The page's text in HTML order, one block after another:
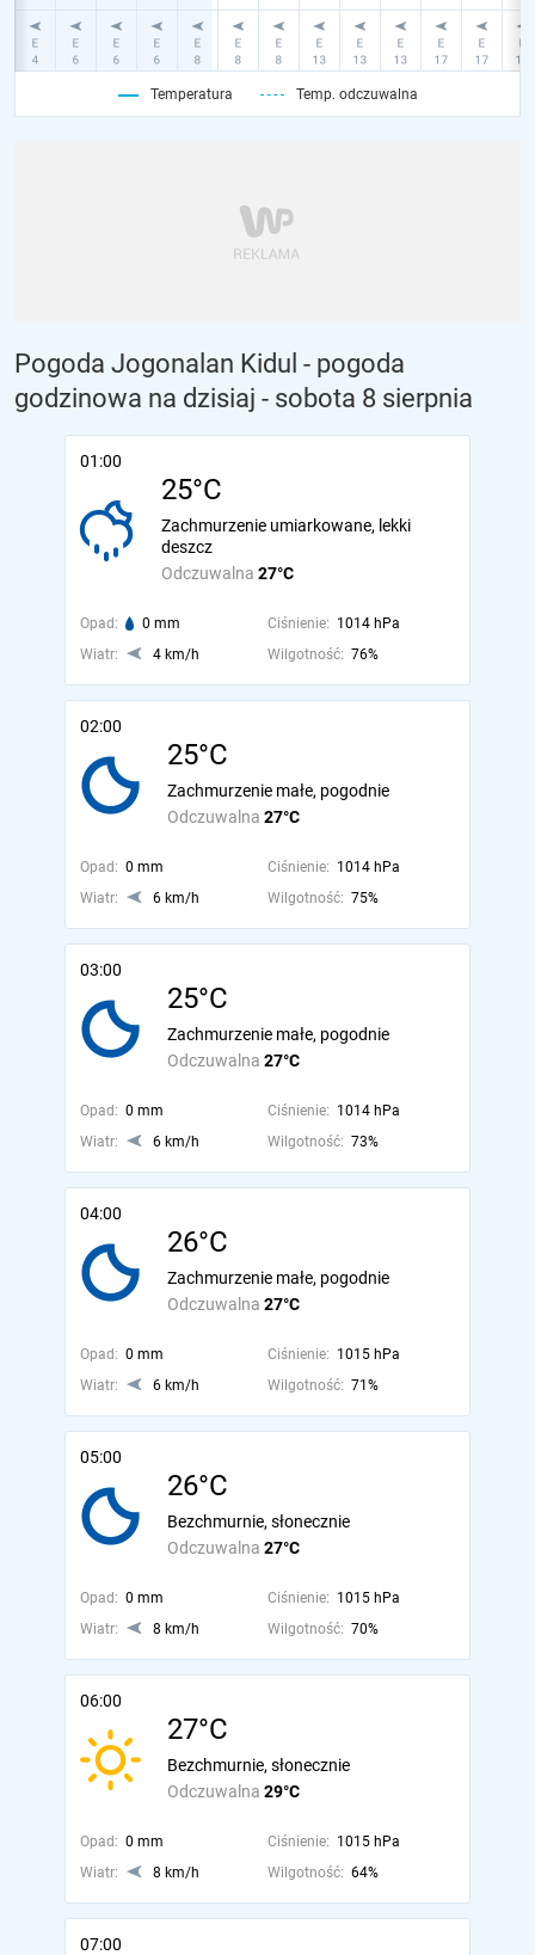
Temperatura Temp. odczuwalna
Pogoda Jogonalan Kidul - pogoda
godzinowa na dzisiaj - sobota 8 sierpnia
01:00
25°C
Odczuwalna 27°C
Zachmurzenie umiarkowane, lekki
deszcz
Opad: 0 mm Ciśnienie: 1014 hPa
Wiatr:
4 km/h Wilgotność: 76%
02:00
25°C
Odczuwalna 27°C
Zachmurzenie małe, pogodnie
Opad: 0 mm Ciśnienie: 1014 hPa
Wiatr:
6 km/h Wilgotność: 75%
03:00
25°C
Odczuwalna 27°C
Zachmurzenie małe, pogodnie
Opad: 0 mm Ciśnienie: 1014 hPa
Wiatr:
6 km/h Wilgotność: 73%
04:00
26°C
Odczuwalna 27°C
Zachmurzenie małe, pogodnie
Opad: 0 mm Ciśnienie: 1015 hPa
Wiatr:
6 km/h Wilgotność: 71%
05:00
26°C
Odczuwalna 27°C
Bezchmurnie, słonecznie
Opad: 0 mm Ciśnienie: 1015 hPa
Wiatr:
8 km/h Wilgotność: 70%
06:00
27°C
Odczuwalna 29°C
Bezchmurnie, słonecznie
Opad: 0 mm Ciśnienie: 1015 hPa
Wiatr:
8 km/h Wilgotność: 64%
07:00